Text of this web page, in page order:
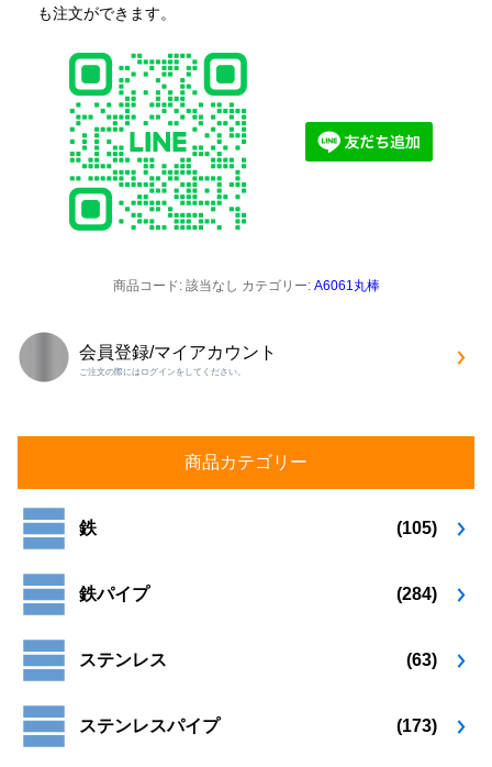
も注文ができます。
商品コード: 該当なし カテゴリー: A6061丸棒
会員登録/マイアカウント
ご注文の際にはログインをしてください。
商品カテゴリー
鉄 (105)
鉄パイプ (284)
ステンレス (63)
ステンレスパイプ (173)